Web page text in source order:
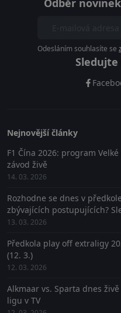
Odběr
Odesláním souhlasíte se
Nejnovější články
F1 Čína 2026: program
závod živě
14. 03. 2026
Rozhodne se dnes v
zbývajících postupujících?
13. 03. 2026
Předkola play off extraligy
(12. 3.)
12. 03. 2026
Alkmaar vs. Sparta dnes
ligu v TV